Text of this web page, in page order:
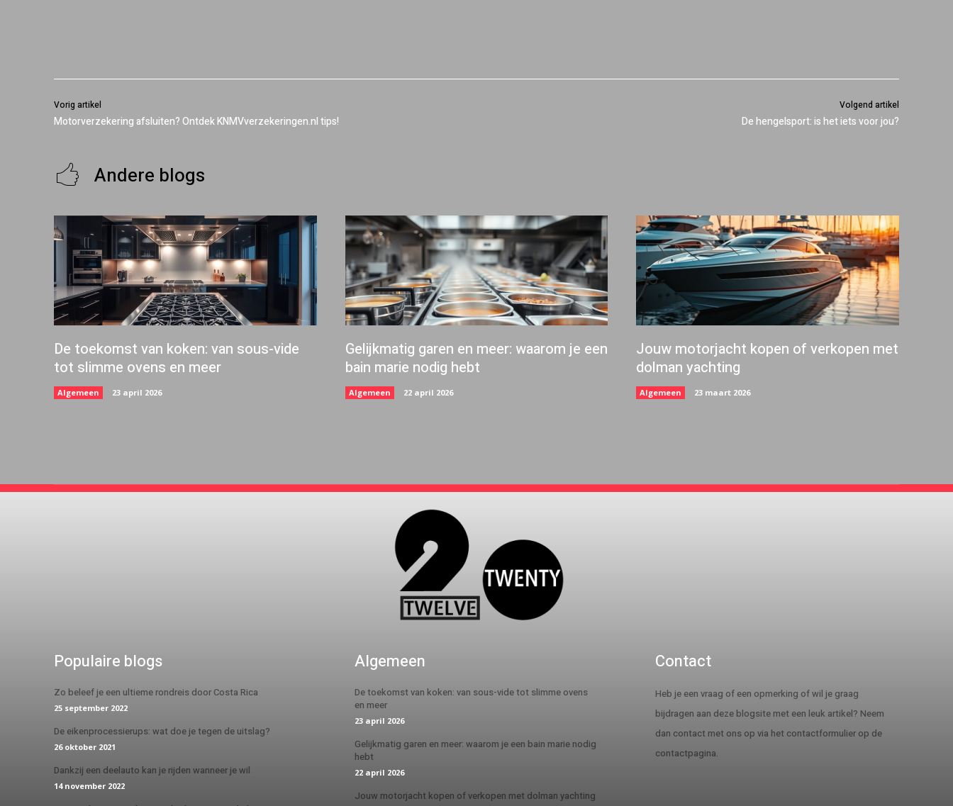
Vorig artikel
Motorverzekering afsluiten? Ontdek KNMVverzekeringen.nl tips!
Volgend artikel
De hengelsport: is het iets voor jou?
Andere blogs
De toekomst van koken: van sous-vide
tot slimme ovens en meer
Algemeen 23 april 2026
Gelijkmatig garen en meer: waarom je een
bain marie nodig hebt
Algemeen 22 april 2026
Jouw motorjacht kopen of verkopen met
dolman yachting
Algemeen 23 maart 2026
Populaire blogs
Zo beleef je een ultieme rondreis door Costa Rica
25 september 2022
De eikenprocessierups: wat doe je tegen de uitslag?
26 oktober 2021
Dankzij een deelauto kan je rijden wanneer je wil
14 november 2022
Algemeen
De toekomst van koken: van sous-vide tot slimme ovens
en meer
23 april 2026
Gelijkmatig garen en meer: waarom je een bain marie nodig
hebt
22 april 2026
Jouw motorjacht kopen of verkopen met dolman yachting
Contact
Heb je een vraag of een opmerking of wil je graag
bijdragen aan deze blogsite met een leuk artikel? Neem
dan contact met ons op via het contactformulier op de
contactpagina.